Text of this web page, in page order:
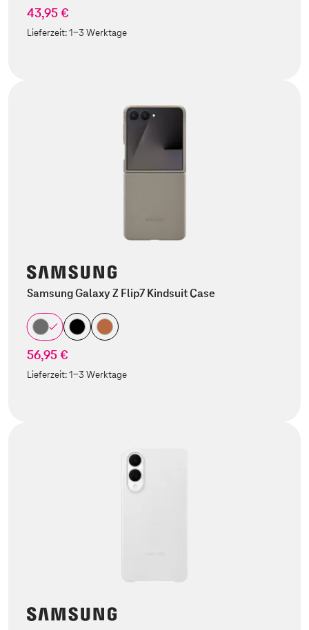
43,95 €
Lieferzeit:1-3 Werktage
Samsung Galaxy Z Flip7 Kindsuit Case
56,95 €
Lieferzeit:1-3 Werktage